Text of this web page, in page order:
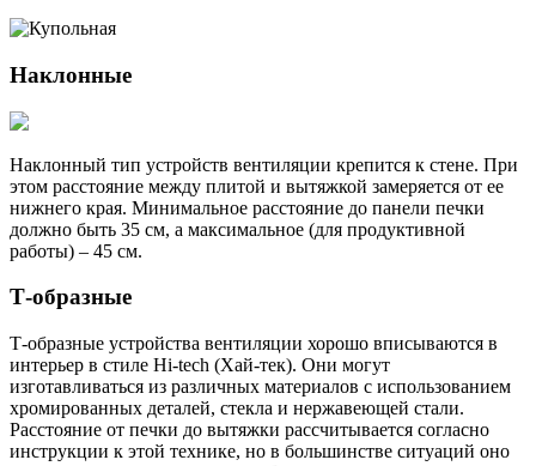
Наклонные
Наклонный тип устройств вентиляции крепится к стене. При
этом расстояние между плитой и вытяжкой замеряется от ее
нижнего края. Минимальное расстояние до панели печки
должно быть 35 см, а максимальное (для продуктивной
работы) – 45 см.
Т-образные
Т-образные устройства вентиляции хорошо вписываются в
интерьер в стиле Hi-tech (Хай-тек). Они могут
изготавливаться из различных материалов с использованием
хромированных деталей, стекла и нержавеющей стали.
Расстояние от печки до вытяжки рассчитывается согласно
инструкции к этой технике, но в большинстве ситуаций оно